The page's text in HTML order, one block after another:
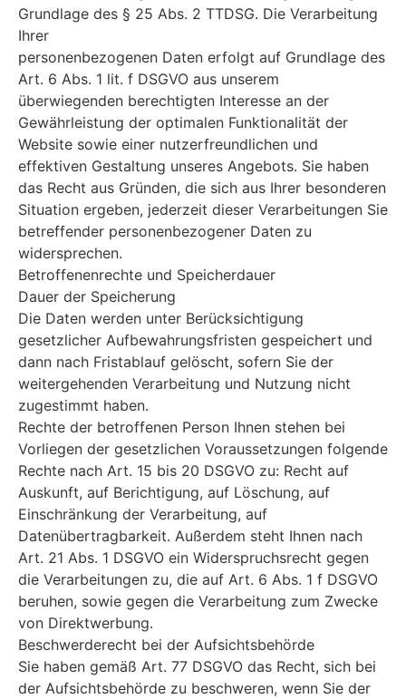
Grundlage des § 25 Abs. 2 TTDSG. Die Verarbeitung
Ihrer
personenbezogenen Daten erfolgt auf Grundlage des
Art. 6 Abs. 1 lit. f DSGVO aus unserem
überwiegenden berechtigten Interesse an der
Gewährleistung der optimalen Funktionalität der
Website sowie einer nutzerfreundlichen und
effektiven Gestaltung unseres Angebots. Sie haben
das Recht aus Gründen, die sich aus Ihrer besonderen
Situation ergeben, jederzeit dieser Verarbeitungen Sie
betreffender personenbezogener Daten zu
widersprechen.
Betroffenenrechte und Speicherdauer
Dauer der Speicherung
Die Daten werden unter Berücksichtigung
gesetzlicher Aufbewahrungsfristen gespeichert und
dann nach Fristablauf gelöscht, sofern Sie der
weitergehenden Verarbeitung und Nutzung nicht
zugestimmt haben.
Rechte der betroffenen Person Ihnen stehen bei
Vorliegen der gesetzlichen Voraussetzungen folgende
Rechte nach Art. 15 bis 20 DSGVO zu: Recht auf
Auskunft, auf Berichtigung, auf Löschung, auf
Einschränkung der Verarbeitung, auf
Datenübertragbarkeit. Außerdem steht Ihnen nach
Art. 21 Abs. 1 DSGVO ein Widerspruchsrecht gegen
die Verarbeitungen zu, die auf Art. 6 Abs. 1 f DSGVO
beruhen, sowie gegen die Verarbeitung zum Zwecke
von Direktwerbung.
Beschwerderecht bei der Aufsichtsbehörde
Sie haben gemäß Art. 77 DSGVO das Recht, sich bei
der Aufsichtsbehörde zu beschweren, wenn Sie der